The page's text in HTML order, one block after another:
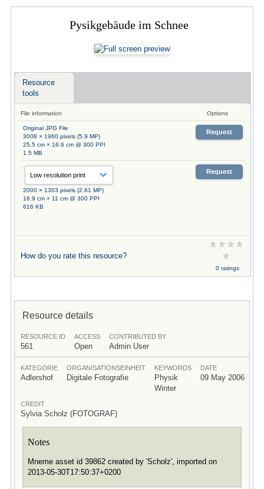
Pysikgebäude im Schnee
Resource
tools
File information Options
Original JPG File
3008 × 1960 pixels (5.9 MP)
25.5 cm × 16.6 cm @ 300 PPI
1.5 MB
Request
2000 × 1303 pixels (2.61 MP)
16.9 cm × 11 cm @ 300 PPI
616 KB
Request
How do you rate this resource?
0 ratings
Resource details
RESOURCE ID
561
ACCESS
Open
CONTRIBUTED BY
Admin User
KATEGORIE
Adlershof
ORGANISATIONSEINHEIT
Digitale Fotografie
KEYWORDS
Physik
Winter
DATE
09 May 2006
CREDIT
Sylvia Scholz (FOTOGRAF)
Notes
Mneme asset id 39862 created by 'Scholz', imported on
2013-05-30T17:50:37+0200